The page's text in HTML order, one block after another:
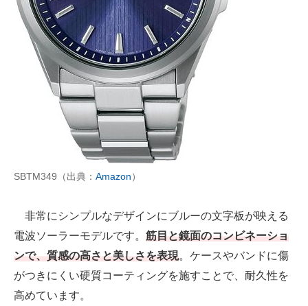
SBTM349（出典： Amazon）
非常にシンプルなデザインにブルーの文字板が映える
電波ソーラーモデルです。 筋目と鏡面のコンビネーショ
ンで、質感の高さと美しさを表現。ケースやバンドに傷
がつきにくい硬質コーティングを施すことで、耐久性を
高めています。